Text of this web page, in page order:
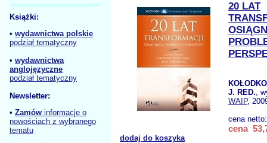
Książki:
• wydawnictwa polskie
podział tematyczny
• wydawnictwa
anglojęzyczne
podział tematyczny
Newsletter:
• Zamów informacje o
nowościach z wybranego
tematu
20 LAT
J. RED.,
WAIP,
cena
cena
dodaj do koszyka